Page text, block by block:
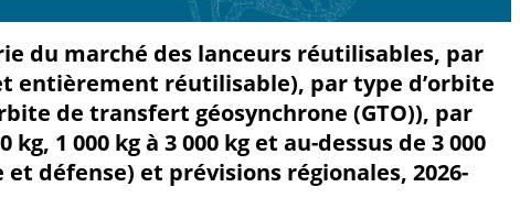
du marché des lanceurs réutilisables, par
réutilisable), par type d’orbite
de transfert géosynchrone (GTO)), par
1 000 kg à 3 000 kg et au-dessus de 3 000
défense) et prévisions régionales, 2026-